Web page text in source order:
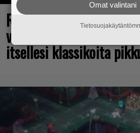
Rakastettu julkaisija
vuotta, valtavat alet
itsellesi klassikoita
Omat valintani